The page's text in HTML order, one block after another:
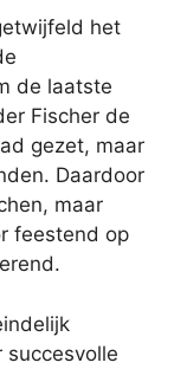
het
de laatste
Fischer de
gezet, maar
Daardoor
maar
feestend op
succesvolle